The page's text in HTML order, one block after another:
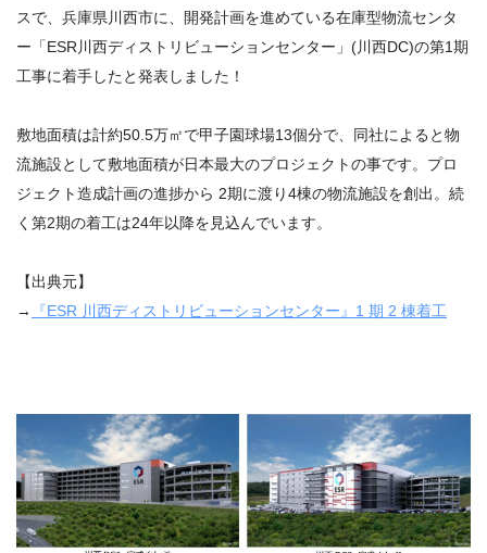
スで、兵庫県川西市に、開発計画を進めている在庫型物流センタ
ー「ESR川西ディストリビューションセンター」(川西DC)の第1期
工事に着手したと発表しました！
敷地面積は計約50.5万㎡で甲子園球場13個分で、同社によると物
流施設として敷地面積が日本最大のプロジェクトの事です。プロ
ジェクト造成計画の進捗から 2期に渡り4棟の物流施設を創出。続
く第2期の着工は24年以降を見込んでいます。
【出典元】
→
『ESR 川⻄ディストリビューションセンター』1 期 2 棟着⼯